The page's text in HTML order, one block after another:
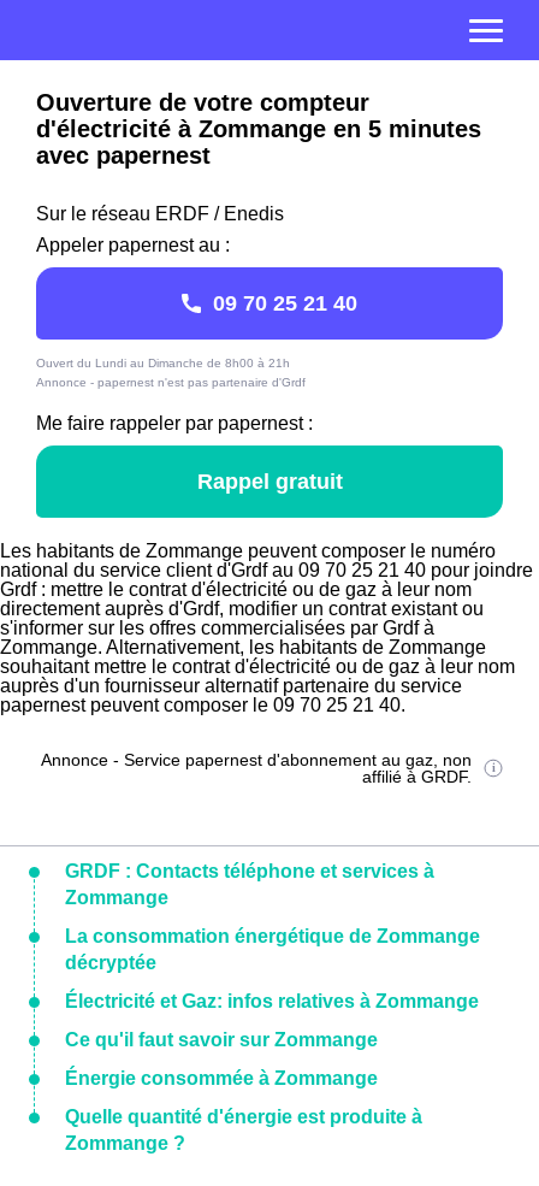
Ouverture de votre compteur
d'électricité à Zommange en 5 minutes
avec papernest
Sur le réseau ERDF / Enedis
Appeler papernest au :
09 70 25 21 40
Ouvert du Lundi au Dimanche de 8h00 à 21h
Annonce - papernest n'est pas partenaire d'Grdf
Me faire rappeler par papernest :
Rappel gratuit
Les habitants de Zommange peuvent composer le numéro
national du service client d'Grdf au 09 70 25 21 40 pour joindre
Grdf : mettre le contrat d'électricité ou de gaz à leur nom
directement auprès d'Grdf, modifier un contrat existant ou
s'informer sur les offres commercialisées par Grdf à
Zommange. Alternativement, les habitants de Zommange
souhaitant mettre le contrat d'électricité ou de gaz à leur nom
auprès d'un fournisseur alternatif partenaire du service
papernest peuvent composer le 09 70 25 21 40.
Annonce - Service papernest d'abonnement au gaz, non
affilié à GRDF.
GRDF : Contacts téléphone et services à
Zommange
La consommation énergétique de Zommange
décryptée
Électricité et Gaz: infos relatives à Zommange
Ce qu'il faut savoir sur Zommange
Énergie consommée à Zommange
Quelle quantité d'énergie est produite à
Zommange ?